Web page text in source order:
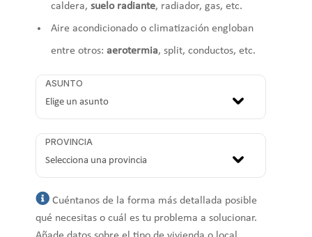
caldera, suelo radiante, radiador, gas, etc.
Aire acondicionado o climatización engloban
entre otros: aerotermia, split, conductos, etc.
ASUNTO
PROVINCIA
Cuéntanos de la forma más detallada posible
qué necesitas o cuál es tu problema a solucionar.